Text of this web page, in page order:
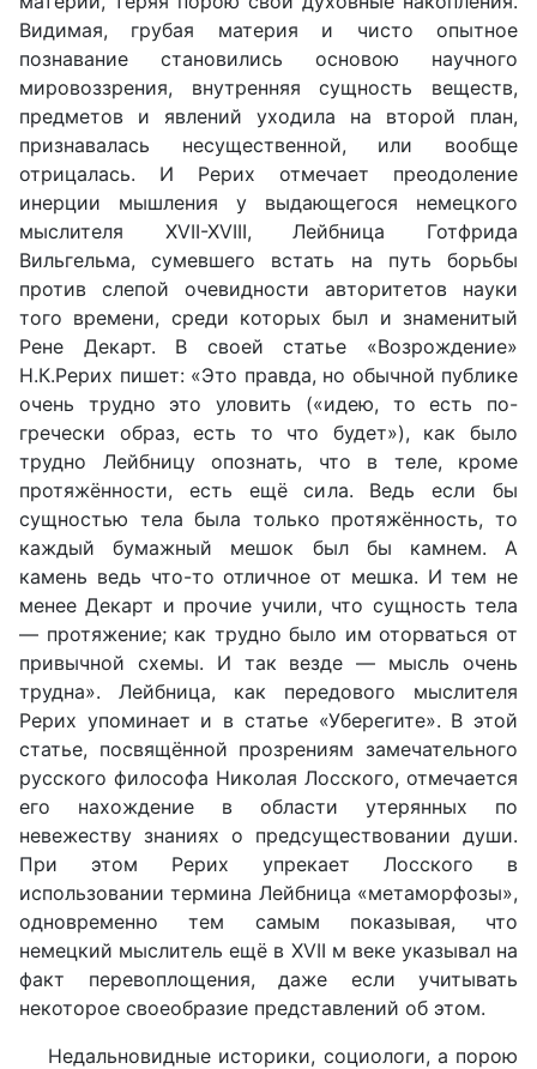
Видимая, грубая материя и чисто опытное
познавание становились основою научного
мировоззрения, внутренняя сущность веществ,
предметов и явлений уходила на второй план,
признавалась несущественной, или вообще
отрицалась. И Рерих отмечает преодоление
инерции мышления у выдающегося немецкого
мыслителя XVII-XVIII, Лейбница Готфрида
Вильгельма, сумевшего встать на путь борьбы
против слепой очевидности авторитетов науки
того времени, среди которых был и знаменитый
Рене Декарт. В своей статье «Возрождение»
Н.К.Рерих пишет: «Это правда, но обычной публике
очень трудно это уловить («идею, то есть по-
гречески образ, есть то что будет»), как было
трудно Лейбницу опознать, что в теле, кроме
протяжённости, есть ещё сила. Ведь если бы
сущностью тела была только протяжённость, то
каждый бумажный мешок был бы камнем. А
камень ведь что-то отличное от мешка. И тем не
менее Декарт и прочие учили, что сущность тела
— протяжение; как трудно было им оторваться от
привычной схемы. И так везде — мысль очень
трудна». Лейбница, как передового мыслителя
Рерих упоминает и в статье «Уберегите». В этой
статье, посвящённой прозрениям замечательного
русского философа Николая Лосского, отмечается
его нахождение в области утерянных по
невежеству знаниях о предсуществовании души.
При этом Рерих упрекает Лосского в
использовании термина Лейбница «метаморфозы»,
одновременно тем самым показывая, что
немецкий мыслитель ещё в XVII м веке указывал на
факт перевоплощения, даже если учитывать
некоторое своеобразие представлений об этом.
Недальновидные историки, социологи, а порою